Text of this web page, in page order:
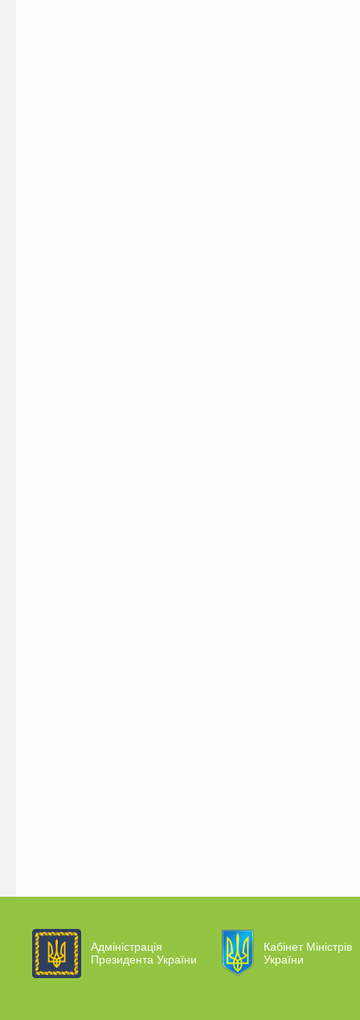
Адміністрація
Президента України
Кабінет Міністрів
України